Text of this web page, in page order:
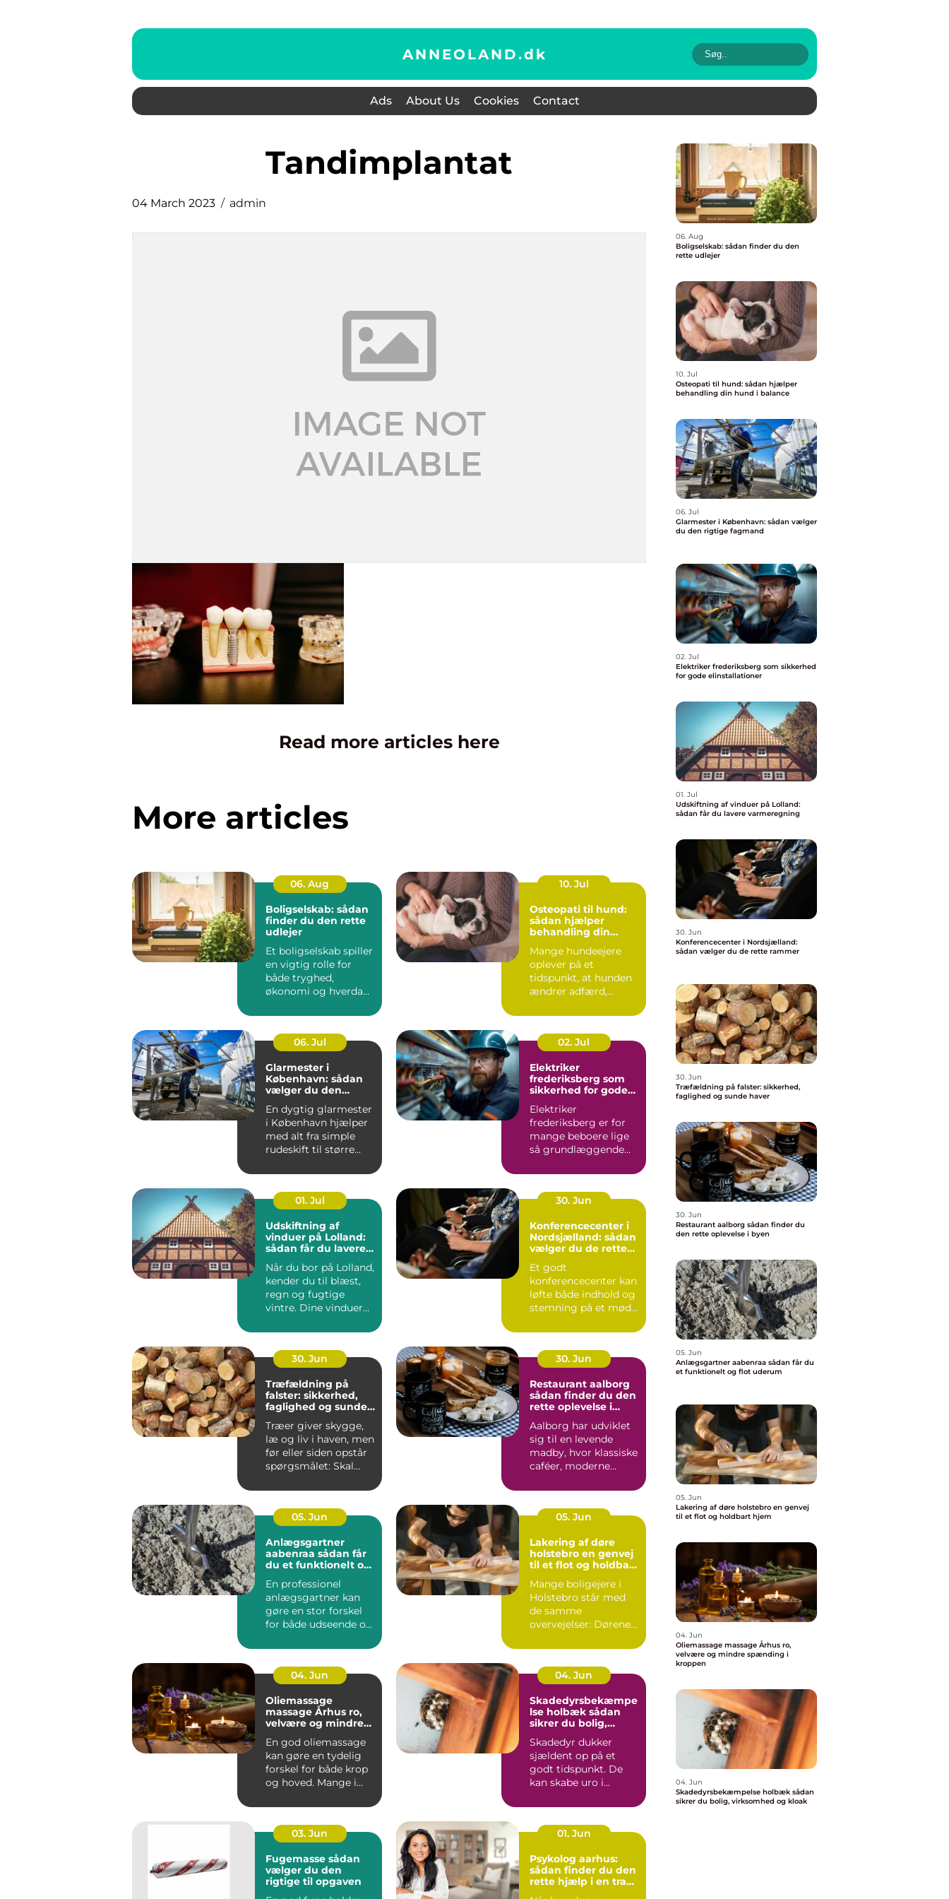
ANNEOLAND.dk
Ads About Us Cookies Contact
tandimplantat
04 March 2023 admin
Read more articles here
More articles
06. Aug
Boligselskab: sådan
finder du den rette
udlejer
Et boligselskab spiller
en vigtig rolle for
både tryghed,
økonomi og hverdag,
10. Jul
Osteopati til hund:
sådan hjælper
behandling din
Mange hundeejere
oplever på et
tidspunkt, at hunden
ændrer adfærd,
06. Jul
Glarmester i
København: sådan
vælger du den
En dygtig glarmester
i København hjælper
med alt fra simple
rudeskift til større...
02. Jul
Elektriker
frederiksberg som
sikkerhed for gode
Elektriker
frederiksberg er for
mange beboere lige
så grundlæggende
varmekilder og...
01. Jul
Udskiftning af
vinduer på Lolland:
sådan får du lavere
Når du bor på Lolland,
kender du til blæst,
regn og fugtige
vintre. Dine vinduer
30. Jun
Konferencecenter i
Nordsjælland: sådan
vælger du de rette
Et godt
konferencecenter kan
løfte både indhold og
stemning på et møde.
30. Jun
Træfældning på
falster: sikkerhed,
faglighed og sunde
Træer giver skygge,
læ og liv i haven, men
før eller siden opstår
spørgsmålet: Skal
30. Jun
Restaurant aalborg
sådan finder du den
rette oplevelse i
Aalborg har udviklet
sig til en levende
madby, hvor klassiske
caféer, moderne
specialise...
05. Jun
Anlægsgartner
aabenraa sådan får
du et funktionelt og
En professionel
anlægsgartner kan
gøre en stor forskel
for både udseende og
Mange ...
05. Jun
Lakering af døre
holstebro en genvej
til et flot og holdbart
Mange boligejere i
Holstebro står med
de samme
overvejelser: Dørene
umoderne, o...
04. Jun
Oliemassage
massage Århus ro,
velvære og mindre
En god oliemassage
kan gøre en tydelig
forskel for både krop
og hoved. Mange i
massage ...
04. Jun
Skadedyrsbekæmpe
lse holbæk sådan
sikrer du bolig,
Skadedyr dukker
sjældent op på et
godt tidspunkt. De
kan skabe uro i
skader på ...
03. Jun
Fugemasse sådan
vælger du den
rigtige til opgaven
01. Jun
Psykolog aarhus:
sådan finder du den
rette hjælp i en travl
06. Aug
Boligselskab: sådan finder du den
rette udlejer
10. Jul
Osteopati til hund: sådan hjælper
behandling din hund i balance
06. Jul
Glarmester i København: sådan vælger
du den rigtige fagmand
02. Jul
Elektriker frederiksberg som sikkerhed
for gode elinstallationer
01. Jul
Udskiftning af vinduer på Lolland:
sådan får du lavere varmeregning
30. Jun
Konferencecenter i Nordsjælland:
sådan vælger du de rette rammer
30. Jun
Træfældning på falster: sikkerhed,
faglighed og sunde haver
30. Jun
Restaurant aalborg sådan finder du
den rette oplevelse i byen
05. Jun
Anlægsgartner aabenraa sådan får du
et funktionelt og flot uderum
05. Jun
Lakering af døre holstebro en genvej
til et flot og holdbart hjem
04. Jun
Oliemassage massage Århus ro,
velvære og mindre spænding i
kroppen
04. Jun
Skadedyrsbekæmpelse holbæk sådan
sikrer du bolig, virksomhed og kloak